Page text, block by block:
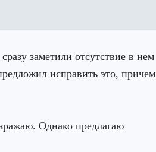
заметили отсутствие в нем
исправить это, причем
Однако предлагаю